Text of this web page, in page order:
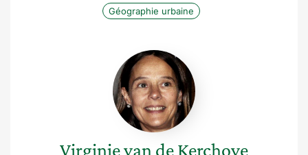
Géographie urbaine
Virginie
van
de
Kerchove
Virginievan de Kerchove